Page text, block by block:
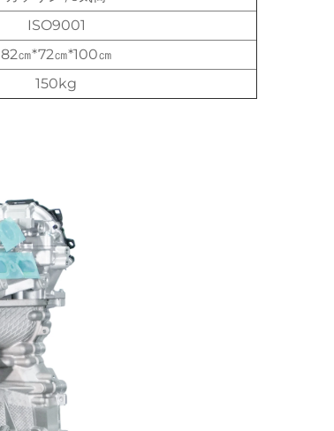
ISO9001
82㎝*72㎝*100㎝
150kg